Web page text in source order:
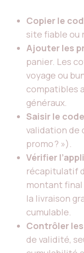
Copier le
site fiable ou
Ajouter les
panier. Les
voyage ou
compatibles
généraux.
Saisir le code
validation de
promo ? »).
Vérifier
récapitulatif
montant
la livraison
cumulable.
Contrôler
de validité,